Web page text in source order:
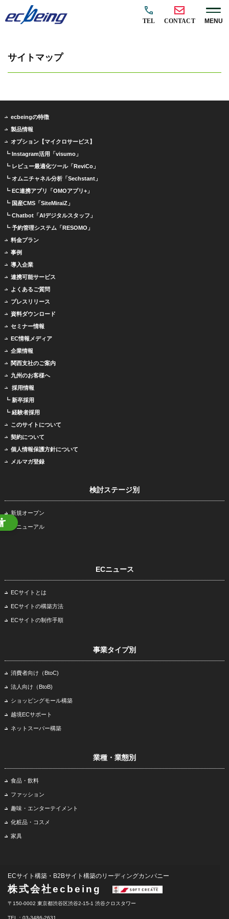
TEL CONTACT MENU
サイトマップ
ecbeingの特徴
製品情報
オプション【マイクロサービス】
┗ Instagram活用「visumo」
┗ レビュー最適化ツール「ReviCo」
┗ オムニチャネル分析「Sechstant」
┗ EC連携アプリ「OMOアプリ+」
┗ 国産CMS「SiteMiraiZ」
┗ Chatbot「AIデジタルスタッフ」
┗ 予約管理システム「RESOMO」
料金プラン
事例
導入企業
連携可能サービス
よくあるご質問
プレスリリース
資料ダウンロード
セミナー情報
EC情報メディア
企業情報
関西支社のご案内
九州のお客様へ
採用情報
┗ 新卒採用
┗ 経験者採用
このサイトについて
契約について
個人情報保護方針について
メルマガ登録
検討ステージ別
新規オープン
リニューアル
ECニュース
ECサイトとは
ECサイトの構築方法
ECサイトの制作手順
事業タイプ別
消費者向け（BtoC)
法人向け（BtoB)
ショッピングモール構築
越境ECサポート
ネットスーパー構築
業種・業態別
食品・飲料
ファッション
趣味・エンターテイメント
化粧品・コスメ
家具
ECサイト構築・B2Bサイト構築のリーディングカンパニー
株式会社ecbeing
〒150-0002 東京都渋谷区渋谷2-15-1 渋谷クロスタワー
TEL：03-3486-2631